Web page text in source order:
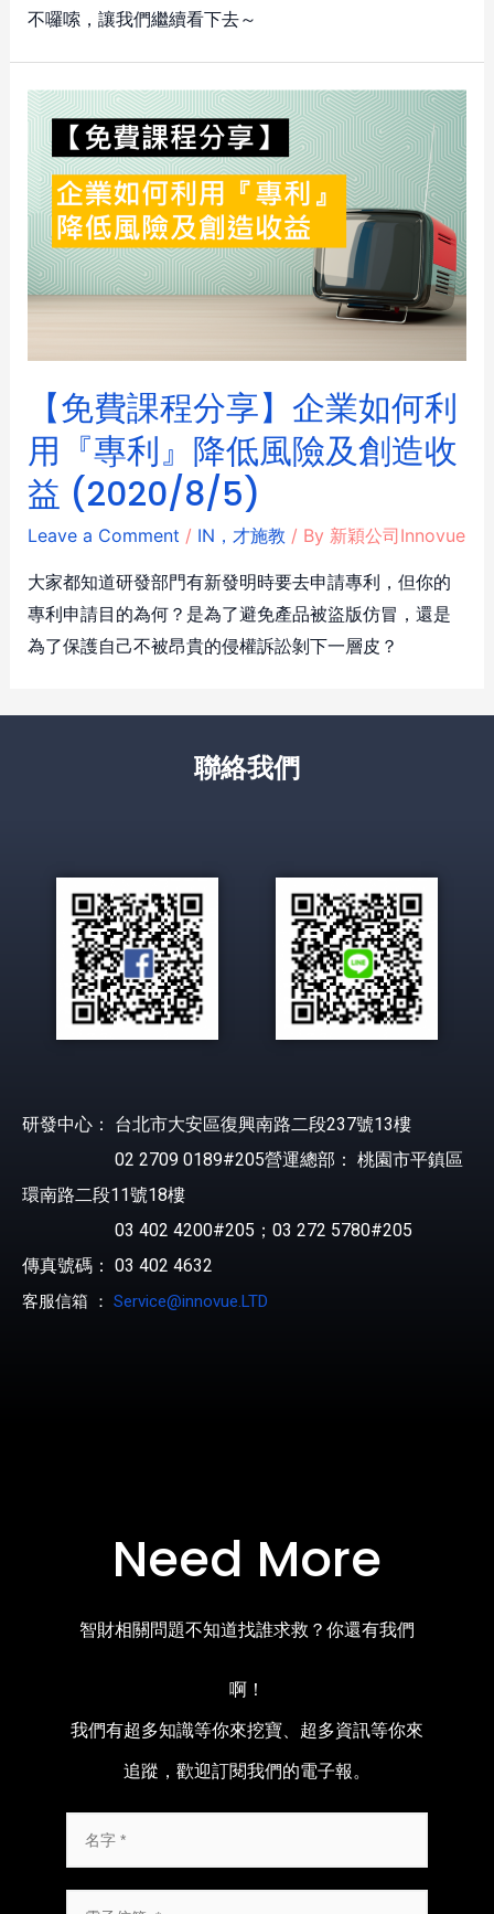
不囉嗦，讓我們繼續看下去～
【免費課程分享】企業如何利
用『專利』降低風險及創造收
益 (2020/8/5)
Leave a Comment / IN，才施教 / By 新穎公司Innovue
大家都知道研發部門有新發明時要去申請專利，但你的
專利申請目的為何？是為了避免產品被盜版仿冒，還是
為了保護自己不被昂貴的侵權訴訟剝下一層皮？
聯絡我們
研發中心： 台北市大安區復興南路二段237號13樓
02 2709 0189#205營運總部： 桃園市平鎮區
環南路二段11號18樓
03 402 4200#205；03 272 5780#205
傳真號碼： 03 402 4632
客服信箱 ： Service@innovue.LTD
Need More
智財相關問題不知道找誰求救？你還有我們
啊！
我們有超多知識等你來挖寶、超多資訊等你來
追蹤，歡迎訂閱我們的電子報。